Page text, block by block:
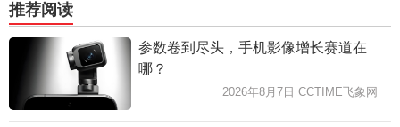
推荐阅读
参数卷到尽头，手机影像增长赛道在
哪？
2026年8月7日 CCTIME飞象网